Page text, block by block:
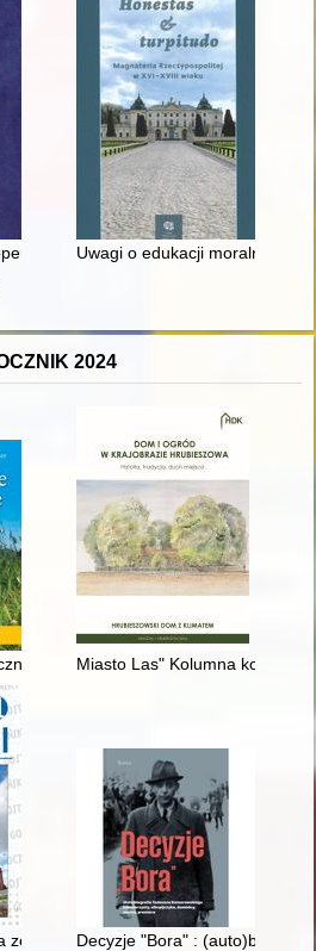
z rodu Ślązaka
Uwagi o edukacji moralnej
2024
na łamach polskich czasopism
Miasto Las" Kolumna koło
ze wsi Gębice : protoplaści rodziny
Decyzje "Bora" :